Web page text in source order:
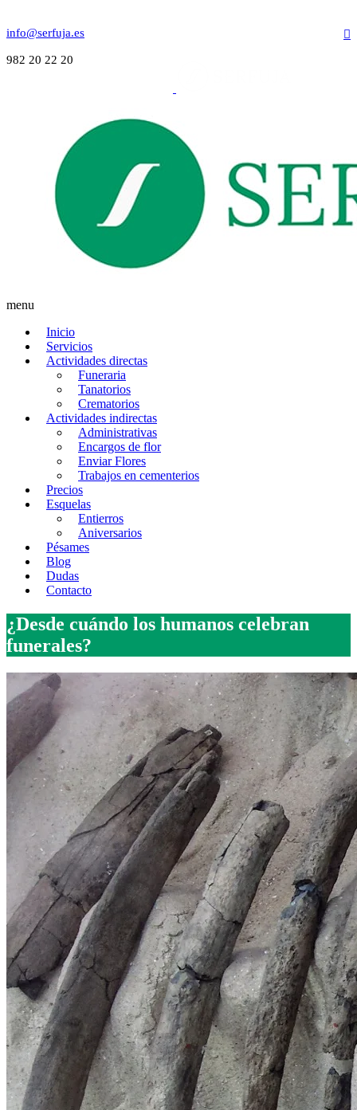
info@serfuja.es
982 20 22 20
menu
Inicio
Servicios
Actividades directas
Funeraria
Tanatorios
Crematorios
Actividades indirectas
Administrativas
Encargos de flor
Enviar Flores
Trabajos en cementerios
Precios
Esquelas
Entierros
Aniversarios
Pésames
Blog
Dudas
Contacto
¿Desde cuándo los humanos celebran
funerales?